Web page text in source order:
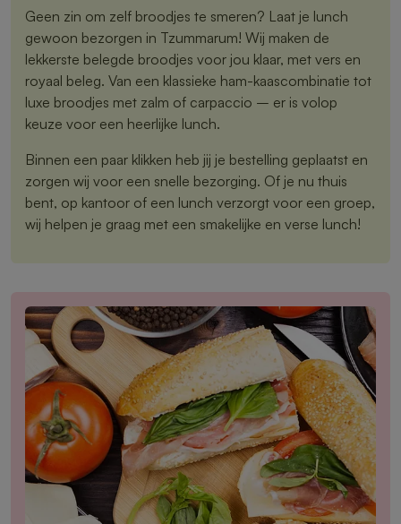
Geen zin om zelf broodjes te smeren? Laat je lunch
gewoon bezorgen in Tzummarum! Wij maken de
lekkerste belegde broodjes voor jou klaar, met vers en
royaal beleg. Van een klassieke ham-kaascombinatie tot
luxe broodjes met zalm of carpaccio – er is volop
keuze voor een heerlijke lunch.
Binnen een paar klikken heb jij je bestelling geplaatst en
zorgen wij voor een snelle bezorging. Of je nu thuis
bent, op kantoor of een lunch verzorgt voor een groep,
wij helpen je graag met een smakelijke en verse lunch!